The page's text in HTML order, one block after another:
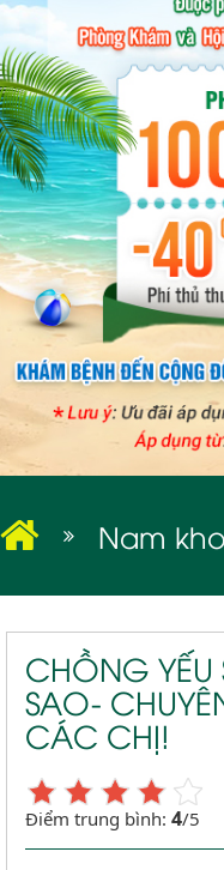
BỆNH XÃ HỘI
Nam
CHỒNG YẾU
SAO-
CÁC CHỊ!
Điểm trung bình: 4/5